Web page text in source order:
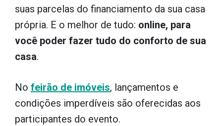
suas parcelas do financiamento da sua casa
própria. E o melhor de tudo: online, para
você poder fazer tudo do conforto de sua
casa.
No feirão de imóveis, lançamentos e
condições imperdíveis são oferecidas aos
participantes do evento.